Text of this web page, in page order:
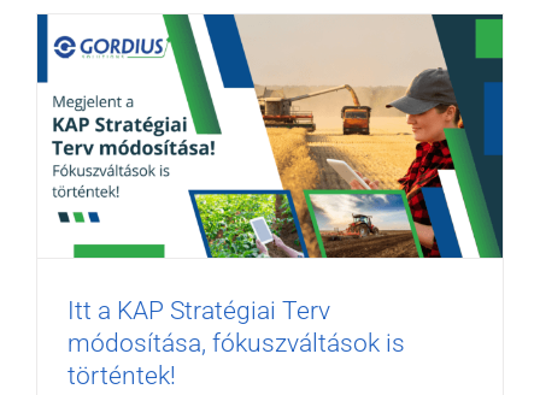
Itt a KAP Stratégiai Terv módosítása,
fókuszváltások is történtek!
Itt a KAP Stratégiai Terv
módosítása, fókuszváltások is
történtek!